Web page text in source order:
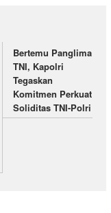
Bertemu Panglima
TNI, Kapolri
Tegaskan
Komitmen Perkuat
Soliditas TNI-Polri